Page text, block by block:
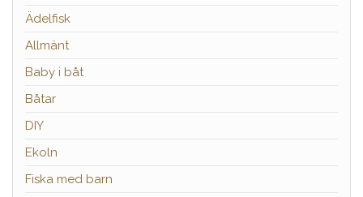
Ädelfisk
Allmänt
Baby i båt
Båtar
DIY
Ekoln
Fiska med barn